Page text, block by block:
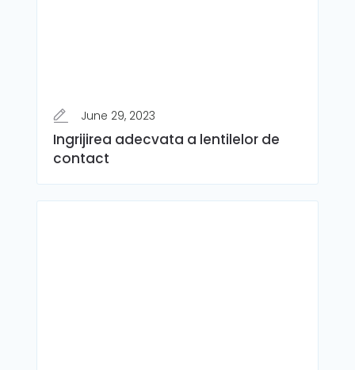
June 29, 2023
Ingrijirea adecvata a lentilelor de
contact